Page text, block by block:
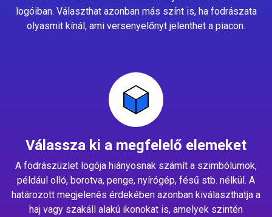
logóiban. Választhat azonban más színt is, ha fodrászata
olyasmit kínál, ami versenyelőnyt jelenthet a piacon.
Válassza ki a megfelelő elemeket
A fodrászüzlet logója hiányosnak számít a szimbólumok,
például olló, borotva, penge, nyírógép, fésű stb. nélkül. A
határozott megjelenés érdekében azonban kiválaszthatja a
haj vagy szakáll alakú ikonokat is, amelyek szintén